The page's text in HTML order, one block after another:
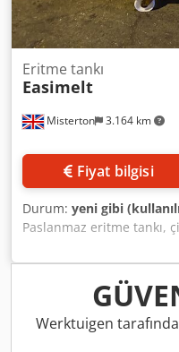
Misterton 3.164 km
Eritme tankı
Easimelt
Fiyat bilgisi
Durum: yeni gibi
Paslanmaz eritme tankı,
jöleler, şuruplar gibi
sıvıları ısıtmak için
Aeix Ix Rjkcjk
Werktuigen